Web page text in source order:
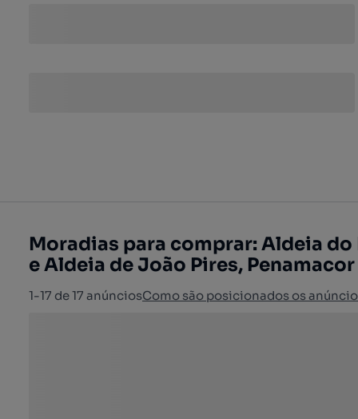
Moradias para comprar: Aldeia do
e Aldeia de João Pires, Penamacor
1-17 de 17 anúnciosComo são posicionados os